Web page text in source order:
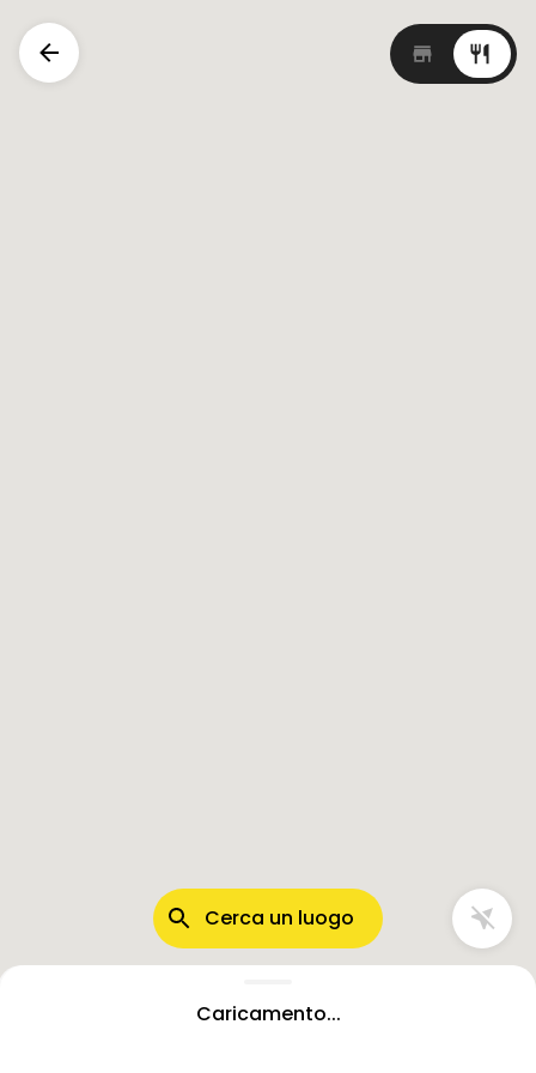
Caricamento...
Cerca un luogo